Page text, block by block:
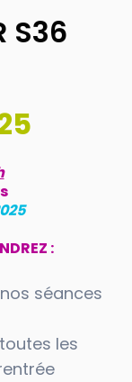
S36
:
séances
les